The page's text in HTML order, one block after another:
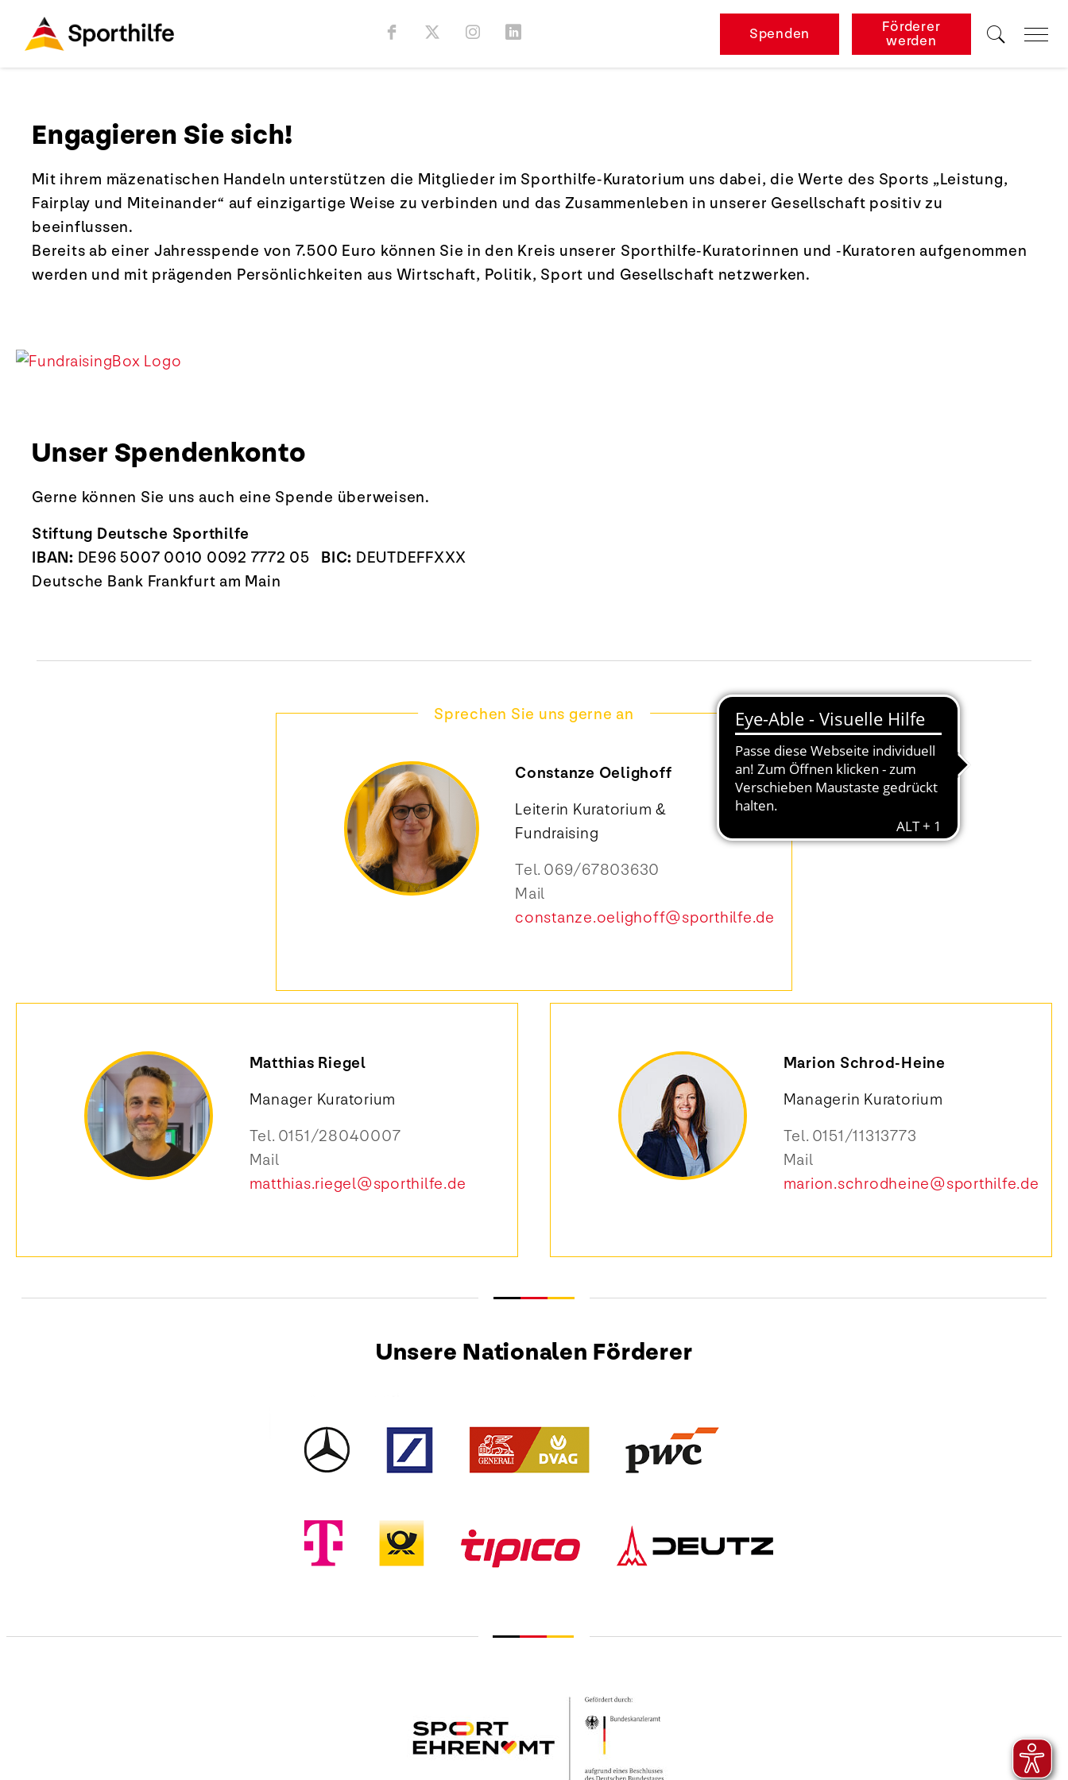
Spenden Förderer
werden
Engagieren Sie sich!
Mit ihrem mäzenatischen Handeln unterstützen die Mitglieder im Sporthilfe-Kuratorium uns dabei, die Werte des Sports „Leistung,
Fairplay und Miteinander“ auf einzigartige Weise zu verbinden und das Zusammenleben in unserer Gesellschaft positiv zu
beeinflussen.
Bereits ab einer Jahresspende von 7.500 Euro können Sie in den Kreis unserer Sporthilfe-Kuratorinnen und -Kuratoren aufgenommen
werden und mit prägenden Persönlichkeiten aus Wirtschaft, Politik, Sport und Gesellschaft netzwerken.
Unser Spendenkonto
Gerne können Sie uns auch eine Spende überweisen.
Stiftung Deutsche Sporthilfe
IBAN: DE96 5007 0010 0092 7772 05 BIC: DEUTDEFFXXX
Deutsche Bank Frankfurt am Main
Sprechen Sie uns gerne an
Constanze Oelighoff
Leiterin Kuratorium &
Fundraising
Tel. 069/67803630
Mail
constanze.oelighoff@sporthilfe.de
Matthias Riegel
Manager Kuratorium
Tel. 0151/28040007
Mail
matthias.riegel@sporthilfe.de
Marion Schrod-Heine
Managerin Kuratorium
Tel. 0151/11313773
Mail
marion.schrodheine@sporthilfe.de
Unsere Nationalen Förderer